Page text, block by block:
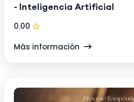
- Inteligencia Artificial
0.00
Más información